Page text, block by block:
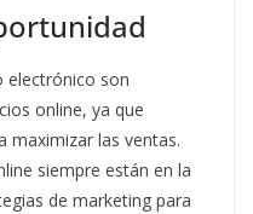
electrónico son
online, ya que
maximizar las ventas.
siempre están en la
de marketing para